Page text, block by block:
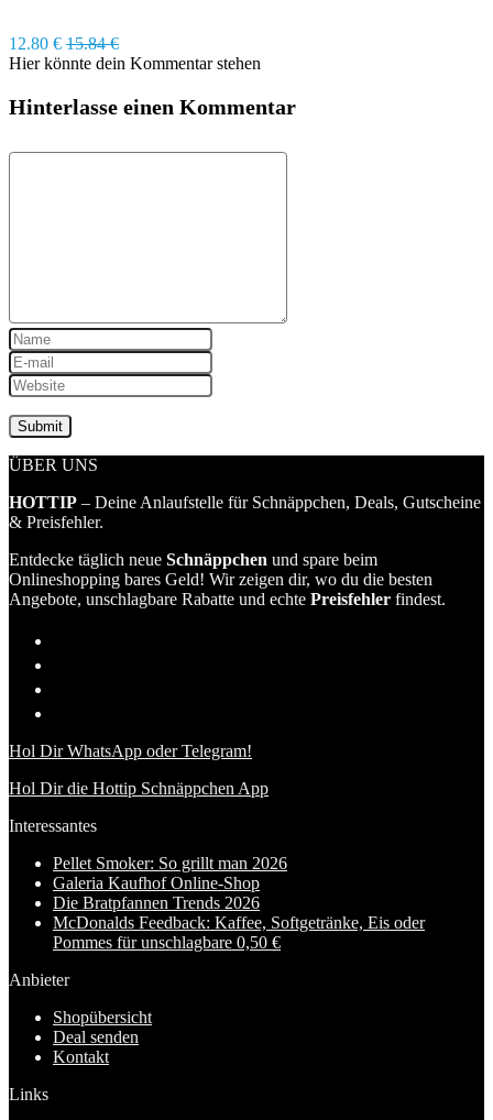
12.80 € 15.84 €
Hier könnte dein Kommentar stehen
Hinterlasse einen Kommentar
ÜBER UNS
HOTTIP – Deine Anlaufstelle für Schnäppchen, Deals, Gutscheine
& Preisfehler.
Entdecke täglich neue Schnäppchen und spare beim
Onlineshopping bares Geld! Wir zeigen dir, wo du die besten
Angebote, unschlagbare Rabatte und echte Preisfehler findest.
Hol Dir WhatsApp oder Telegram!
Hol Dir die Hottip Schnäppchen App
Interessantes
Pellet Smoker: So grillt man 2026
Galeria Kaufhof Online-Shop
Die Bratpfannen Trends 2026
McDonalds Feedback: Kaffee, Softgetränke, Eis oder
Pommes für unschlagbare 0,50 €
Anbieter
Shopübersicht
Deal senden
Kontakt
Links